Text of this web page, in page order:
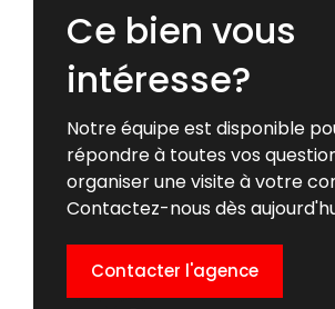
Ce bien vous
intéresse?
Notre équipe est disponible
répondre à toutes vos
organiser une visite à votre
Contactez-nous dès
Contacter l'agence